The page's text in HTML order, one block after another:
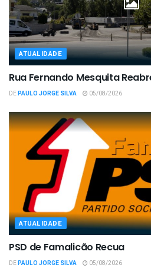
ATUALIDADE
Rua Fernando Mesquita
DEPAULO JORGE SILVA 05/08/2026
ATUALIDADE
PSD de Famalicão Recua
DEPAULO JORGE SILVA 05/08/2026